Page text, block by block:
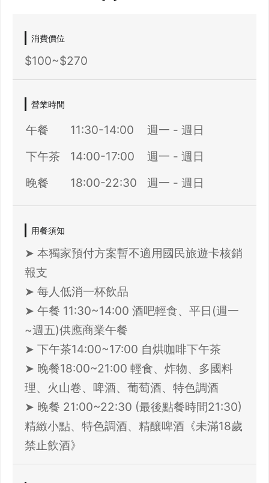
消費價位
$100~$270
營業時間
午餐 11:30-14:00
週一 - 週日
下午茶
14:00-17:00
週一 - 週日
晚餐
18:00-22:30 週一 - 週日
用餐須知
➤ 本獨家預付方案暫不適用國民旅遊卡核銷
報支
➤ 每人低消一杯飲品
➤ 午餐 11:30~14:00 酒吧輕食、平日(週一
~週五)供應商業午餐
➤ 下午茶14:00~17:00 自烘咖啡下午茶
➤ 晚餐18:00~21:00 輕食、炸物、多國料
理、火山卷、啤酒、葡萄酒、特色調酒
➤ 晚餐 21:00~22:30 (最後點餐時間21:30)
精緻小點、特色調酒、精釀啤酒《未滿18歲
禁止飲酒》